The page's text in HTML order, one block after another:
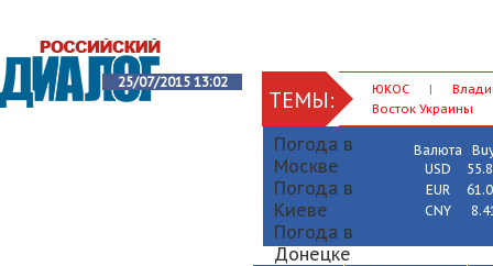
25/07/2015 13:02
ТЕМЫ: ЮКОС |
Восток Украины
Погода в
Москве
Погода в
Киеве
Погода в
Донецке
Валюта
USD
EUR
CNY